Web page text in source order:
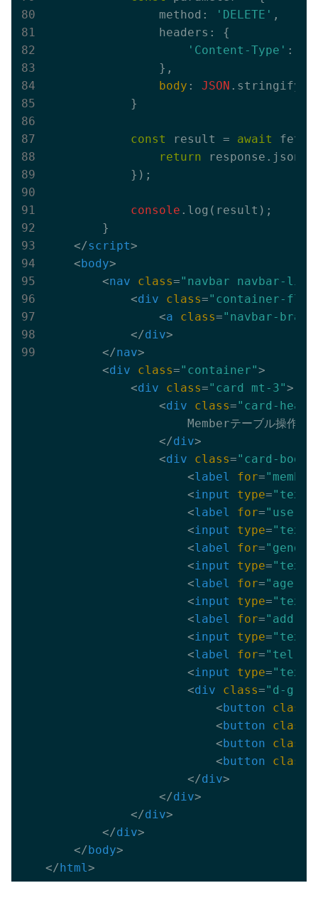
                method:
'DELETE' ,
                headers: {
'Content-Type' :
                }
,
body : JSON
            }
const result = await
return
            }
);
console .log(result);
        }
</script>
< body>
<nav class="navbar navbar-
<div class="container-
<a class="navbar-
</div>
</nav>
<div class="container">
<div class="card mt-3">
<div class="card-
Memberテーブル操作
</div>
<div class="card-body"
<label for=
<input type="text"
<label for=
<input type="text"
<label for=
<input type="text"
<label for="age"
<input type="text"
<label for=
<input type="text"
<label for="tel"
<input type="text"
<div class="d-grid
< button class
< button class
< button class
< button class
</div>
</div>
</div>
</div>
</ body>
</ html>